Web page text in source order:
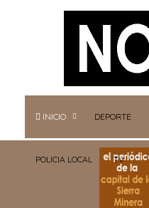
INICIO DEPORTE
POLICIA LOCAL TV